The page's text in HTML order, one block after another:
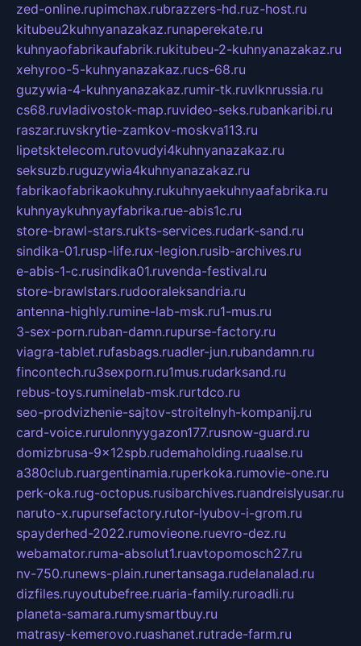
zed-online.rupimchax.rubrazzers-hd.ruz-host.ru
kitubeu2kuhnyanazakaz.runaperekate.ru
kuhnyaofabrikaufabrik.rukitubeu-2-kuhnyanazakaz.ru
xehyroo-5-kuhnyanazakaz.rucs-68.ru
guzywia-4-kuhnyanazakaz.rumir-tk.ruvlknrussia.ru
cs68.ruvladivostok-map.ruvideo-seks.rubankaribi.ru
raszar.ruvskrytie-zamkov-moskva113.ru
lipetsktelecom.rutovudyi4kuhnyanazakaz.ru
seksuzb.ruguzywia4kuhnyanazakaz.ru
fabrikaofabrikaokuhny.rukuhnyaekuhnyaafabrika.ru
kuhnyaykuhnyayfabrika.rue-abis1c.ru
store-brawl-stars.rukts-services.rudark-sand.ru
sindika-01.rusp-life.rux-legion.rusib-archives.ru
e-abis-1-c.rusindika01.ruvenda-festival.ru
store-brawlstars.rudooraleksandria.ru
antenna-highly.rumine-lab-msk.ru1-mus.ru
3-sex-porn.ruban-damn.rupurse-factory.ru
viagra-tablet.rufasbags.ruadler-jun.rubandamn.ru
fincontech.ru3sexporn.ru1mus.rudarksand.ru
rebus-toys.ruminelab-msk.rurtdco.ru
seo-prodvizhenie-sajtov-stroitelnyh-kompanij.ru
card-voice.rurulonnyygazon177.rusnow-guard.ru
domizbrusa-9x12spb.rudemaholding.ruaalse.ru
a380club.ruargentinamia.ruperkoka.rumovie-one.ru
perk-oka.rug-octopus.rusibarchives.ruandreislyusar.ru
naruto-x.rupursefactory.rutor-lyubov-i-grom.ru
spayderhed-2022.rumovieone.ruevro-dez.ru
webamator.ruma-absolut1.ruavtopomosch27.ru
nv-750.runews-plain.runertansaga.rudelanalad.ru
dizfiles.ruyoutubefree.ruaria-family.ruroadli.ru
planeta-samara.rumysmartbuy.ru
matrasy-kemerovo.ruashanet.rutrade-farm.ru